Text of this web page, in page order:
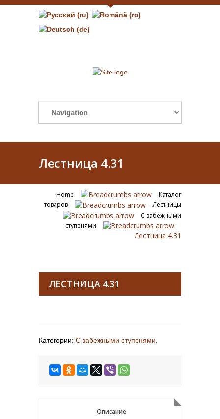
Лестница 4.31
Home
Каталог
товаров
Лестницы
С забежными
ступенями
Лестница 4.31
ЛЕСТНИЦА 4.31
Категории: С забежными ступенями
Описание
Описание